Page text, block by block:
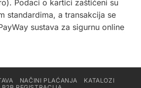
Podaci o kartici zaštićeni su
standardima, a transakcija se
sustava za sigurnu online
NAČINI PLAĆANJA
KATALOZI